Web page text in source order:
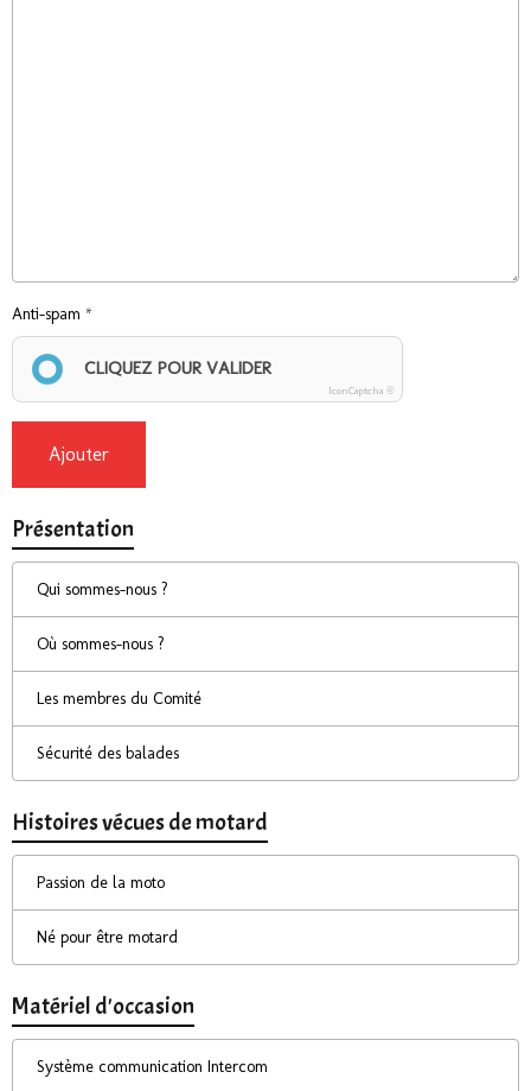
Anti-spam
CLIQUEZ POUR VALIDER
IconCaptcha ©
Ajouter
Présentation
Qui sommes-nous ?
Où sommes-nous ?
Les membres du Comité
Sécurité des balades
Histoires vécues de motard
Passion de la moto
Né pour être motard
Matériel d'occasion
Système communication Intercom